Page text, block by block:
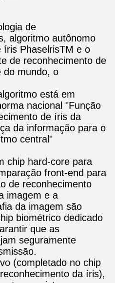
de
algoritmo autônomo
íris PhaselrisTM e o
de reconhecimento de
do mundo, o
está em
nacional "Função
de íris da
da informação para o
central"
chip hard-core para
front-end para
de reconhecimento
imagem e a
da imagem são
biométrico dedicado
que as
seguramente
(completado no chip
da íris),